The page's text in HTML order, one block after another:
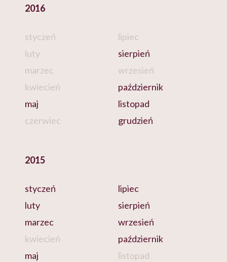
2016
styczeń
luty
marzec
kwiecień
maj
czerwiec
lipiec
sierpień
wrzesień
październik
listopad
grudzień
2015
styczeń
luty
marzec
kwiecień
maj
lipiec
sierpień
wrzesień
październik
listopad